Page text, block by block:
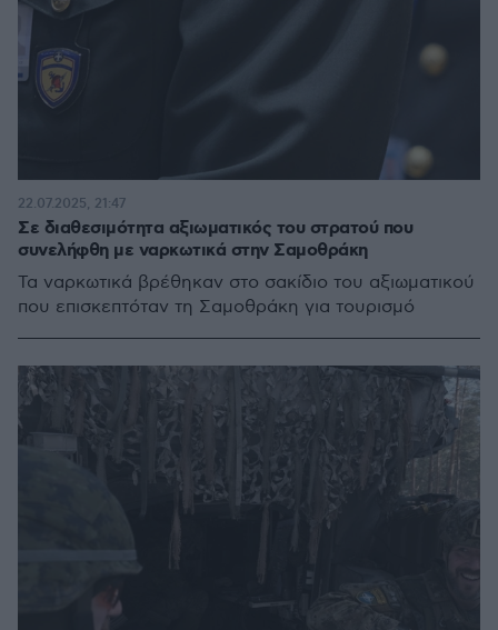
Σε διαθεσιμότητα αξιωματικός του στρατού που
συνελήφθη με ναρκωτικά στην Σαμοθράκη
Τα ναρκωτικά βρέθηκαν στο σακίδιο του αξιωματικού
που επισκεπτόταν τη Σαμοθράκη για τουρισμό
22.07.2025, 21:47